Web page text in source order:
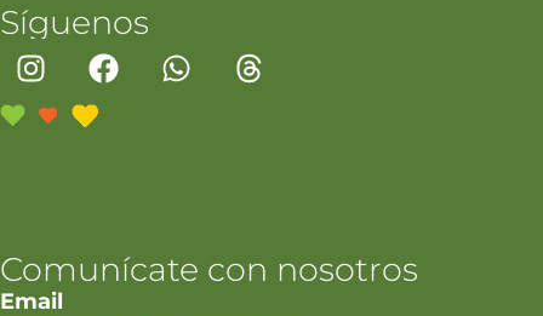
Síguenos
Comunícate con nosotros
Email